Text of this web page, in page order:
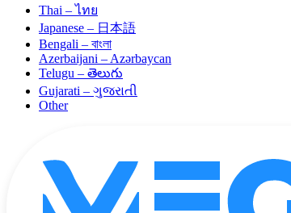
Thai – ไทย
Japanese – 日本語
Bengali – বাংলা
Azerbaijani – Azərbaycan
Telugu – తెలుగు
Gujarati – ગુજરાતી
Other